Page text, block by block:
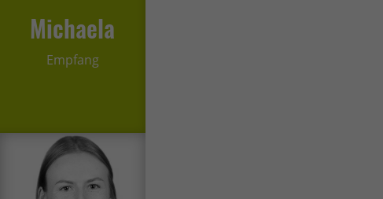
Michaela
Empfang
auf